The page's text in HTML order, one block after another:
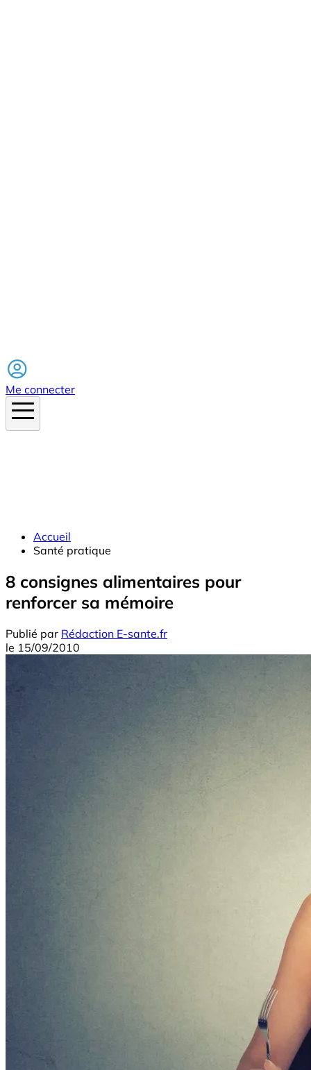
Me connecter
Accueil
Santé pratique
8 consignes alimentaires pour
renforcer sa mémoire
Publié par Rédaction E-sante.fr
le 15/09/2010